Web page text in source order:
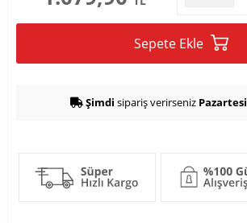
Sepete Ekle
Şimdi sipariş verirseniz Pazartesi